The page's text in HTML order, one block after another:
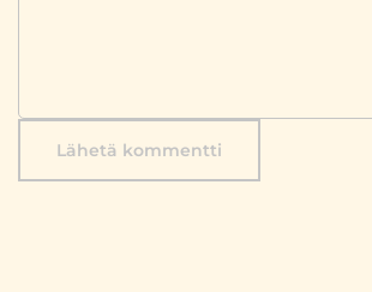
Lähetä kommentti